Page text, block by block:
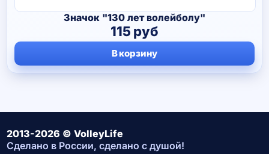
Значок "130 лет волейболу"
115 руб
В корзину
2013-2026 © VolleyLife
Сделано в России, сделано с душой!